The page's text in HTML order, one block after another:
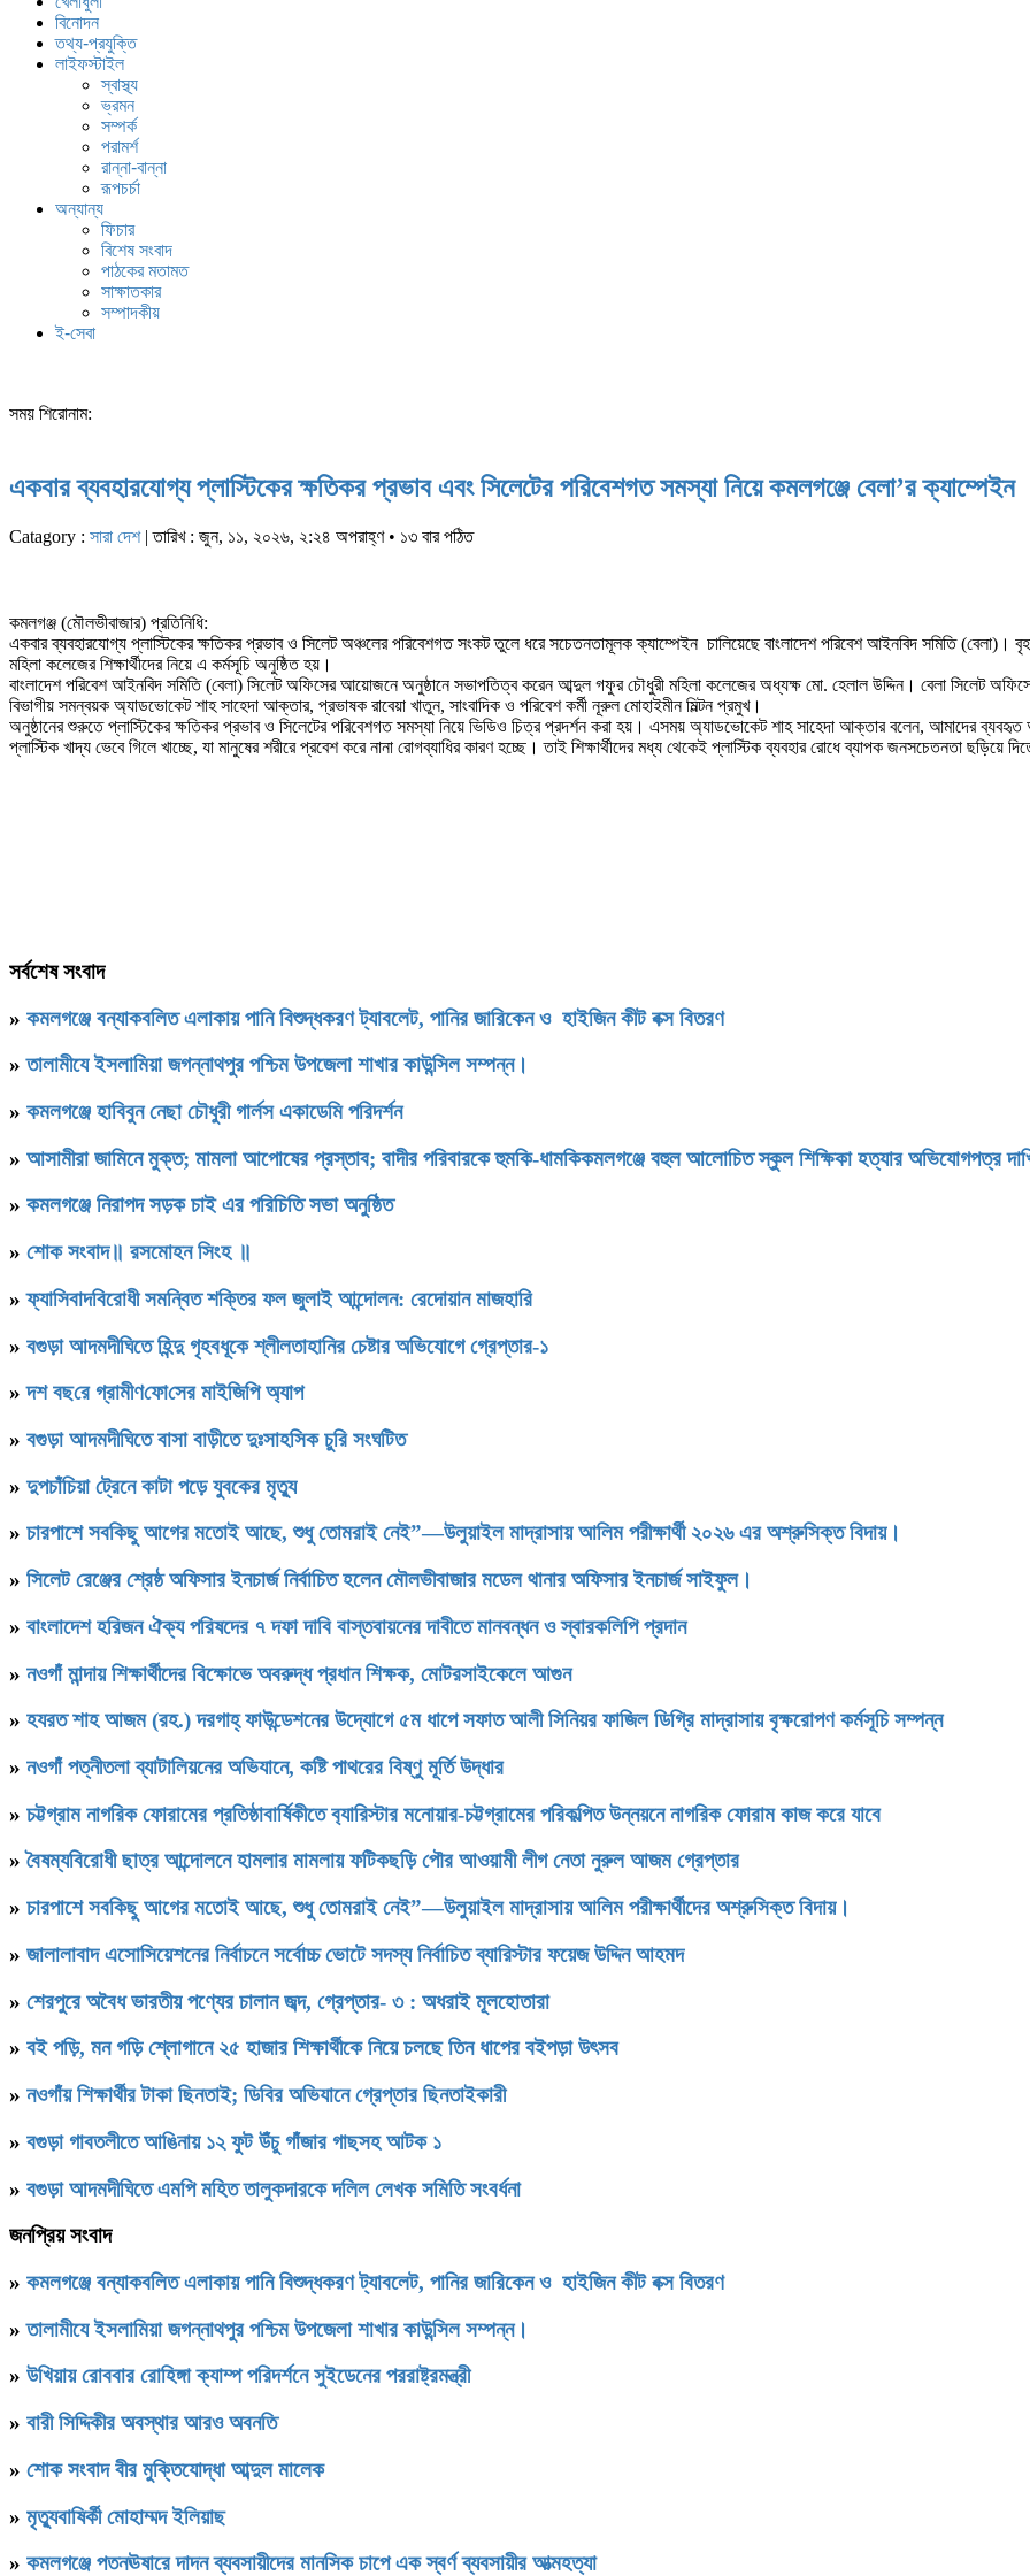
বিনোদন
তথ্য-প্রযুক্তি
লাইফস্টাইল
স্বাস্থ্য
ভ্রমন
সম্পর্ক
পরামর্শ
রান্না-বান্না
রূপচর্চা
অন্যান্য
ফিচার
বিশেষ সংবাদ
পাঠকের মতামত
সাক্ষাতকার
সম্পাদকীয়
ই-সেবা
সময় শিরোনাম:
একবার ব্যবহারযোগ্য প্লাস্টিকের ক্ষতিকর প্রভাব এবং সিলেটের পরিবেশগত সমস্যা নিয়ে কমলগঞ্জে বেলা’র ক্যাম্পেইন
Catagory : সারা দেশ| তারিখ : জুন, ১১, ২০২৬, ২:২৪ অপরাহ্ণ • ১৩ বার পঠিত
কমলগঞ্জ (মৌলভীবাজার) প্রতিনিধি:
একবার ব্যবহারযোগ্য প্লাস্টিকের ক্ষতিকর প্রভাব ও সিলেট অঞ্চলের পরিবেশগত সংকট তুলে ধরে সচেতনতামূলক ক্যাম্পেইন চালিয়েছে বাংলাদেশ পরিবেশ আইনবিদ সমিতি
মহিলা কলেজের শিক্ষার্থীদের নিয়ে এ কর্মসূচি অনুষ্ঠিত হয়।
বাংলাদেশ পরিবেশ আইনবিদ সমিতি (বেলা) সিলেট অফিসের আয়োজনে অনুষ্ঠানে সভাপতিত্ব করেন আব্দুল গফুর চৌধুরী মহিলা কলেজের অধ্যক্ষ মো. হেলাল উদ্দিন। বেলা সিলেট
বিভাগীয় সমন্বয়ক অ্যাডভোকেট শাহ সাহেদা আক্তার, প্রভাষক রাবেয়া খাতুন, সাংবাদিক ও পরিবেশ কর্মী নূরুল মোহাইমীন মিল্টন প্রমুখ।
অনুষ্ঠানের শুরুতে প্লাস্টিকের ক্ষতিকর প্রভাব ও সিলেটের পরিবেশগত সমস্যা নিয়ে ভিডিও চিত্র প্রদর্শন করা হয়। এসময় অ্যাডভোকেট শাহ সাহেদা আক্তার বলেন, আমাদের
প্লাস্টিক খাদ্য ভেবে গিলে খাচ্ছে, যা মানুষের শরীরে প্রবেশ করে নানা রোগব্যাধির কারণ হচ্ছে। তাই শিক্ষার্থীদের মধ্য থেকেই প্লাস্টিক ব্যবহার রোধে ব্যাপক জনসচেতনতা ছড়িয়ে
সর্বশেষ সংবাদ
» কমলগঞ্জে বন্যাকবলিত এলাকায় পানি বিশুদ্ধকরণ ট্যাবলেট, পানির জারিকেন ও হাইজিন কীট বক্স বিতরণ
»‎তালামীযে ইসলামিয়া জগন্নাথপুর পশ্চিম উপজেলা শাখার কাউন্সিল সম্পন্ন।
» কমলগঞ্জে হাবিবুন নেছা চৌধুরী গার্লস একাডেমি পরিদর্শন
» আসামীরা জামিনে মুক্ত; মামলা আপোষের প্রস্তাব; বাদীর পরিবারকে হুমকি-ধামকিকমলগঞ্জে বহুল আলোচিত স্কুল শিক্ষিকা হত্যার অভিযোগপত্র
» কমলগঞ্জে নিরাপদ সড়ক চাই এর পরিচিতি সভা অনুষ্ঠিত
» শোক সংবাদ॥ রসমোহন সিংহ ॥
»ফ্যাসিবাদবিরোধী সমন্বিত শক্তির ফল জুলাই আন্দোলন: রেদোয়ান মাজহারি
» বগুড়া আদমদীঘিতে হিন্দু গৃহবধূকে শ্লীলতাহানির চেষ্টার অভিযোগে গ্রেপ্তার-১
»দশ বছ‌রে গ্রামীণ‌ফো‌সের মাইজিপি অ্যাপ
» বগুড়া আদমদীঘিতে বাসা বাড়ীতে দুঃসাহসিক চুরি সংঘটিত
» দুপচাঁচিয়া ট্রেনে কাটা পড়ে যুবকের মৃত্যু
» চারপাশে সবকিছু আগের মতোই আছে, শুধু তোমরাই নেই”—উলুয়াইল মাদ্রাসায় আলিম পরীক্ষার্থী ২০২৬ এর অশ্রুসিক্ত বিদায়।
» সিলেট রেঞ্জের শ্রেষ্ঠ অফিসার ইনচার্জ নির্বাচিত হলেন মৌলভীবাজার মডেল থানার অফিসার ইনচার্জ সাইফুল।
» বাংলাদেশ হরিজন ঐক্য পরিষদের ৭ দফা দাবি বাস্তবায়নের দাবীতে মানবন্ধন ও স্বারকলিপি প্রদান
» নওগাঁ মান্দায় শিক্ষার্থীদের বিক্ষোভে অবরুদ্ধ প্রধান শিক্ষক, মোটরসাইকেলে আগুন
» হযরত শাহ আজম (রহ.) দরগাহ্ ফাউন্ডেশনের উদ্যোগে ৫ম ধাপে সফাত আলী সিনিয়র ফাজিল ডিগ্রি মাদ্রাসায় বৃক্ষরোপণ কর্মসূচি সম্পন্ন
» নওগাঁ পত্নীতলা ব্যাটালিয়নের অভিযানে, কষ্টি পাথরের বিষ্ণু মূর্তি উদ্ধার
» চট্টগ্রাম নাগরিক ফোরামের প্রতিষ্ঠাবার্ষিকীতে ব‍্যারিস্টার মনোয়ার-চট্টগ্রামের পরিকল্পিত উন্নয়নে নাগরিক ফোরাম কাজ করে যাবে
»বৈষম্যবিরোধী ছাত্র আন্দোলনে হামলার মামলায় ফটিকছড়ি পৌর আওয়ামী লীগ নেতা নুরুল আজম গ্রেপ্তার
» চারপাশে সবকিছু আগের মতোই আছে, শুধু তোমরাই নেই”—উলুয়াইল মাদ্রাসায় আলিম পরীক্ষার্থীদের অশ্রুসিক্ত বিদায়।
» জালালাবাদ এসোসিয়েশনের নির্বাচনে সর্বোচ্চ ভোটে সদস্য নির্বাচিত ব্যারিস্টার ফয়েজ উদ্দিন আহমদ
» শেরপুরে অবৈধ ভারতীয় পণ্যের চালান জব্দ, গ্রেপ্তার- ৩ : অধরাই মূলহোতারা
» বই পড়ি, মন গড়ি শ্লোগানে ২৫ হাজার শিক্ষার্থীকে নিয়ে চলছে তিন ধাপের বইপড়া উৎসব
» নওগাঁয় শিক্ষার্থীর টাকা ছিনতাই; ডিবির অভিযানে গ্রেপ্তার ছিনতাইকারী
» বগুড়া গাবতলীতে আঙিনায় ১২ ফুট উঁচু গাঁজার গাছসহ আটক ১
» বগুড়া আদমদীঘিতে এমপি মহিত তালুকদারকে দলিল লেখক সমিতি সংবর্ধনা
জনপ্রিয় সংবাদ
» কমলগঞ্জে বন্যাকবলিত এলাকায় পানি বিশুদ্ধকরণ ট্যাবলেট, পানির জারিকেন ও হাইজিন কীট বক্স বিতরণ
»‎তালামীযে ইসলামিয়া জগন্নাথপুর পশ্চিম উপজেলা শাখার কাউন্সিল সম্পন্ন।
» উখিয়ায় রোববার রোহিঙ্গা ক্যাম্প পরিদর্শনে সুইডেনের পররাষ্ট্রমন্ত্রী
» বারী সিদ্দিকীর অবস্থার আরও অবনতি
» শোক সংবাদ বীর মুক্তিযোদ্ধা আব্দুল মালেক
» মৃত্যুবাষির্কী মোহাম্মদ ইলিয়াছ
» কমলগঞ্জে পতনঊষারে দাদন ব্যবসায়ীদের মানসিক চাপে এক স্বর্ণ ব্যবসায়ীর আত্মহত্যা